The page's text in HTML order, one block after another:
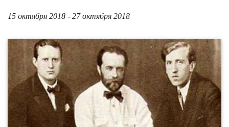
15 октября 2018 - 27 октября 2018